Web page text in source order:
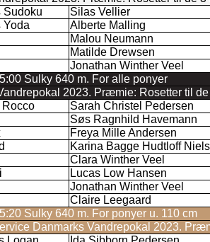
Sudoku Silas Vellier
Yoda Alberte Malling
Malou Neumann
Matilde Drewsen
Jonathan Winther Veel
Sulky 640 m. For alle ponyer
2023. Præmie: Rosetter til
Rocco Sarah Christel Pedersen
Søs Ragnhild Havemann
Freya Mille Andersen
Karina Bagge Hudtloff
Clara Winther Veel
Lucas Low Hansen
Jonathan Winther Veel
Claire Leegaard
Sulky 640 m. For ponyer u. 110 cm
Danmarks Vandrepokal 2023.